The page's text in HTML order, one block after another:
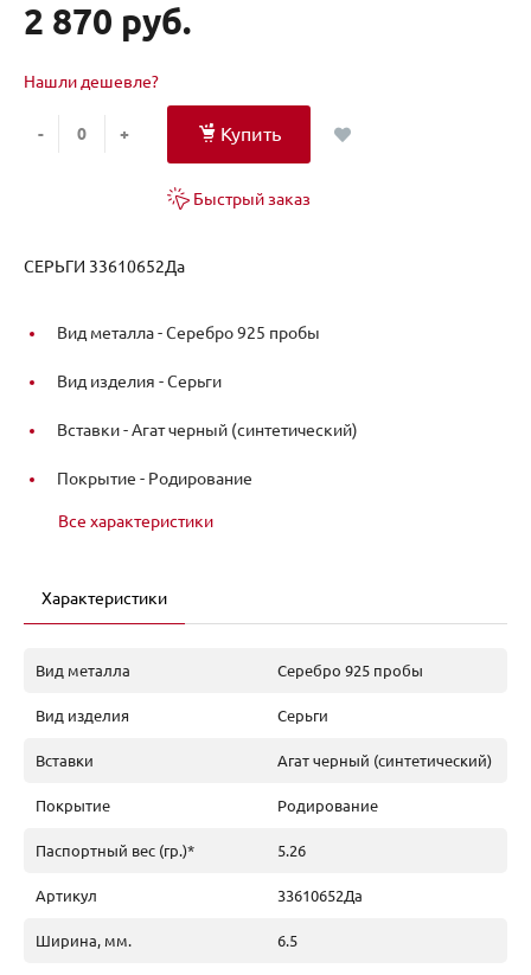
2 870 руб.
Нашли дешевле?
- + Купить
Быстрый заказ
СЕРЬГИ 33610652Да
Вид металла -Серебро 925 пробы
Вид изделия -Серьги
Вставки -Агат черный (синтетический)
Покрытие - Родирование
Все характеристики
Характеристики
Вид металла Серебро 925 пробы
Вид изделия Серьги
Вставки Агат черный (синтетический)
Покрытие Родирование
Паспортный вес (гр.)* 5.26
Артикул 33610652Да
Ширина, мм. 6.5